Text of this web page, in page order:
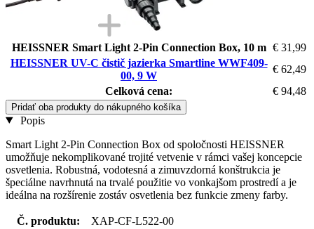
HEISSNER Smart Light 2-Pin Connection Box, 10 m € 31,99
HEISSNER UV-C čistič jazierka Smartline WWF409-
00, 9 W
€ 62,49
Celková cena:
€ 94,48
Pridať oba produkty do nákupného košíka
Popis
Smart Light 2-Pin Connection Box od spoločnosti HEISSNER
umožňuje nekomplikované trojité vetvenie v rámci vašej koncepcie
osvetlenia. Robustná, vodotesná a zimuvzdorná konštrukcia je
špeciálne navrhnutá na trvalé použitie vo vonkajšom prostredí a je
ideálna na rozšírenie zostáv osvetlenia bez funkcie zmeny farby.
Č. produktu:
XAP-CF-L522-00